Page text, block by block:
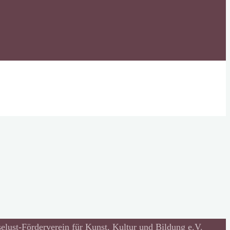
Förderverein für Kunst, Kultur und Bildung e.V.